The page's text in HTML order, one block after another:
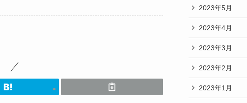
2023年5月
2023年4月
2023年3月
2023年2月
2023年1月